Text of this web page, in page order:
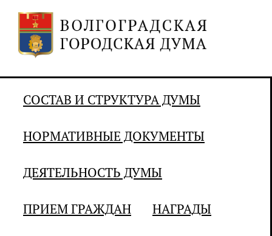
СОСТАВ И СТРУКТУРА ДУМЫ
НОРМАТИВНЫЕ ДОКУМЕНТЫ
ДЕЯТЕЛЬНОСТЬ ДУМЫ
ПРИЕМ ГРАЖДАН НАГРАДЫ